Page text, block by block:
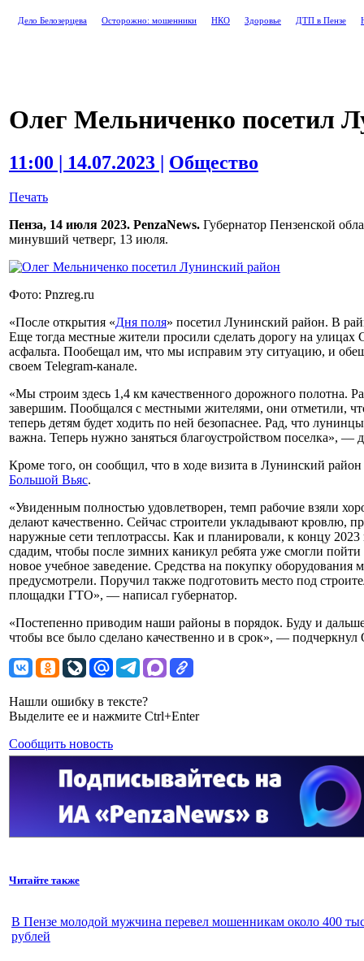
Дело Белозерцева Осторожно: мошенники НКО Здоровье ДТП в Пензе
Олег Мельниченко посетил
11:00 | 14.07.2023 | Общество
Печать
Пенза, 14 июля 2023. PenzaNews. Губернатор Пензенской
минувший четверг, 13 июля.
Фото: Pnzreg.ru
«После открытия «Дня поля» посетил Лунинский район. В
Еще тогда местные жители просили сделать дорогу на улицах
асфальта. Пообещал им, что мы исправим эту ситуацию, и
своем Telegram-канале.
«Мы строим здесь 1,4 км качественного дорожного полотна.
завершим. Пообщался с местными жителями, они отметили,
теперь детям будет ходить по ней безопаснее. Рад, что
важна. Теперь нужно заняться благоустройством поселка», —
Кроме того, он сообщил, что в ходе визита в Лунинский
Большой Вьяс.
«Увиденным полностью удовлетворен, темп рабочие взяли
делают качественно. Сейчас строители укладывают кровлю,
наружные сети теплотрассы. Как и планировали, к концу 2023
сдадим, чтобы после зимних каникул ребята уже смогли
новое учебное заведение. Средства на покупку оборудования
предусмотрели. Поручил также подготовить место под
площадки ГТО», — написал губернатор.
«Постепенно приводим наши районы в порядок. Буду и дальше
чтобы все было сделано качественно и в срок», —
Нашли ошибку в тексте?
Выделите ее и нажмите Ctrl+Enter
Сообщить новость
Читайте также
В Пензе молодой мужчина перевел мошенникам около 400
рублей